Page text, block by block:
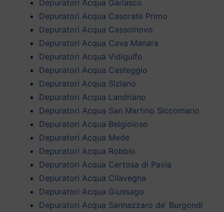
Depuratori Acqua Garlasco
Depuratori Acqua Casorate Primo
Depuratori Acqua Cassolnovo
Depuratori Acqua Cava Manara
Depuratori Acqua Vidigulfo
Depuratori Acqua Casteggio
Depuratori Acqua Siziano
Depuratori Acqua Landriano
Depuratori Acqua San Martino Siccomario
Depuratori Acqua Belgioioso
Depuratori Acqua Mede
Depuratori Acqua Robbio
Depuratori Acqua Certosa di Pavia
Depuratori Acqua Cilavegna
Depuratori Acqua Giussago
Depuratori Acqua Sannazzaro de’ Burgondi